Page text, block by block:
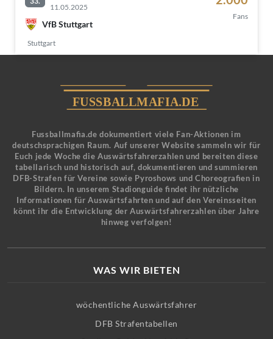
11.05.2025
VfB Stuttgart
Stuttgart
Fans
Fussballmafia.de dokumentiert viele Fan-Aktionen im
deutschsprachigen Raum. Auf unserer Website sammeln wir für
Euch jede Woche die Auswärtsfahrerzahlen und bereiten diese
tabellarisch und historisch auf, dokumentieren und summieren
DFB-Strafen für Vereine sowie Pyroshows und Choreografien in
Bildern. In unserem Stadionguide findet ihr nützliche
Informationen für Auswärtsfahrten und auf den Vereinsseiten
könnt ihr die Entwicklung der Auswärtsfahrerzahlen über Jahre
hinweg verfolgen!
WAS WIR BIETEN
wöchentliche Auswärtsfahrer
DFB Strafentabellen